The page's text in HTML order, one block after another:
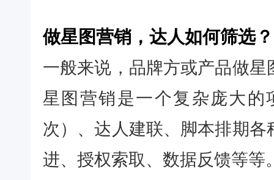
做星图营销，达人如何筛选？
一般来说，品牌方或产品做
星图营销是一个复杂庞大的
次）、达人建联、脚本排期
进、授权索取、数据反馈等等